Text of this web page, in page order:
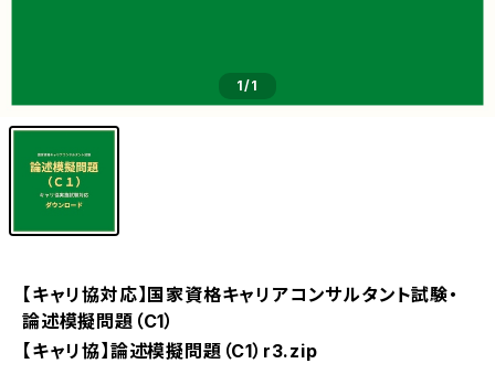
1/1
【キャリ協対応】国家資格キャリアコンサルタント試験・
論述模擬問題（C1）
【キャリ協】論述模擬問題（C1）r3.zip